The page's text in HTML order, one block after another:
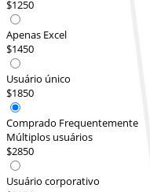
$1250
Apenas Excel
$1450
Usuário único
$1850
Comprado Frequentemente
Múltiplos usuários
$2850
Usuário corporativo